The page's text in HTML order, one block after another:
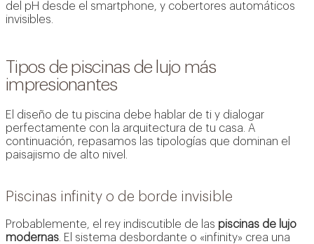
del pH desde el smartphone, y cobertores automáticos
invisibles.
Tipos de piscinas de lujo más
impresionantes
El diseño de tu piscina debe hablar de ti y dialogar
perfectamente con la arquitectura de tu casa. A
continuación, repasamos las tipologías que dominan el
paisajismo de alto nivel.
Piscinas infinity o de borde invisible
Probablemente, el rey indiscutible de las piscinas de lujo
modernas . El sistema desbordante o «infinity» crea una